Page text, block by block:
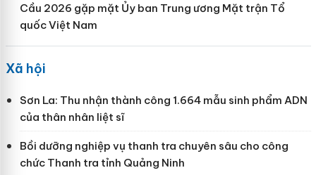
Cầu 2026 gặp mặt Ủy ban Trung ương Mặt trận Tổ
quốc Việt Nam
Xã hội
Sơn La: Thu nhận thành công 1.664 mẫu sinh phẩm ADN
của thân nhân liệt sĩ
Bồi dưỡng nghiệp vụ thanh tra chuyên sâu cho công
chức Thanh tra tỉnh Quảng Ninh